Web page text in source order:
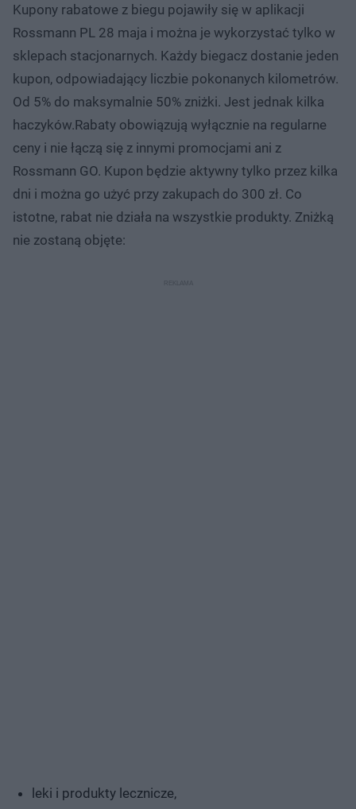
Kupony rabatowe z biegu pojawiły się w aplikacji
Rossmann PL 28 maja i można je wykorzystać tylko w
sklepach stacjonarnych. Każdy biegacz dostanie jeden
kupon, odpowiadający liczbie pokonanych kilometrów.
Od 5% do maksymalnie 50% zniżki. Jest jednak kilka
haczyków.Rabaty obowiązują wyłącznie na regularne
ceny i nie łączą się z innymi promocjami ani z
Rossmann GO. Kupon będzie aktywny tylko przez kilka
dni i można go użyć przy zakupach do 300 zł. Co
istotne, rabat nie działa na wszystkie produkty. Zniżką
nie zostaną objęte:
leki i produkty lecznicze,